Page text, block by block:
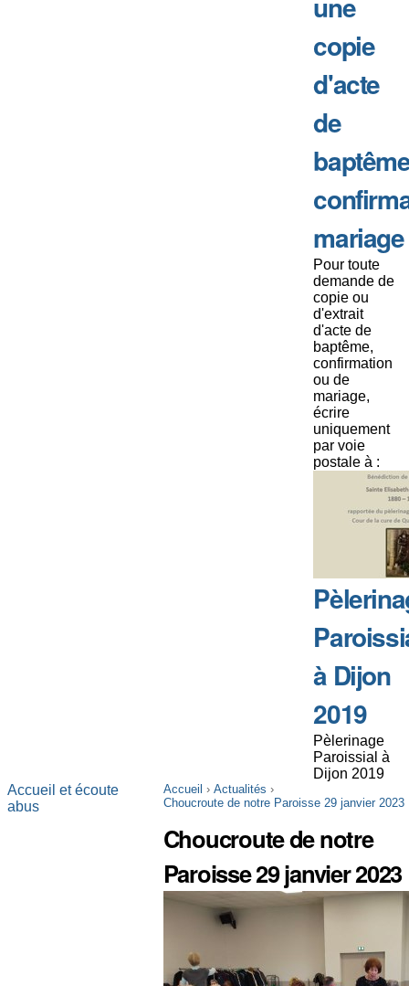
copie
d'acte
de
mariage
Pour toute
demande de
copie ou
d'extrait
d'acte de
baptême,
confirmation
ou de
mariage,
écrire
uniquement
par voie
postale à :
à Dijon
2019
Pèlerinage
Paroissial à
Dijon 2019
Accueil › Actualités ›
Choucroute de notre Paroisse 29 janvier 2023
Choucroute de notre
Paroisse 29 janvier 2023
Accueil et écoute
abus